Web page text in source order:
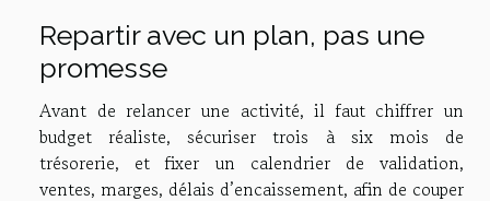
Repartir avec un plan, pas une
promesse
Avant de relancer une activité, il faut chiffrer un
budget réaliste, sécuriser trois à six mois de
trésorerie, et fixer un calendrier de validation,
ventes, marges, délais d’encaissement, afin de couper